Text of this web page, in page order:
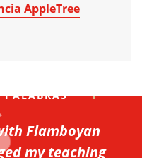
AppleTree
PALABRAS
Flamboyan
my teaching